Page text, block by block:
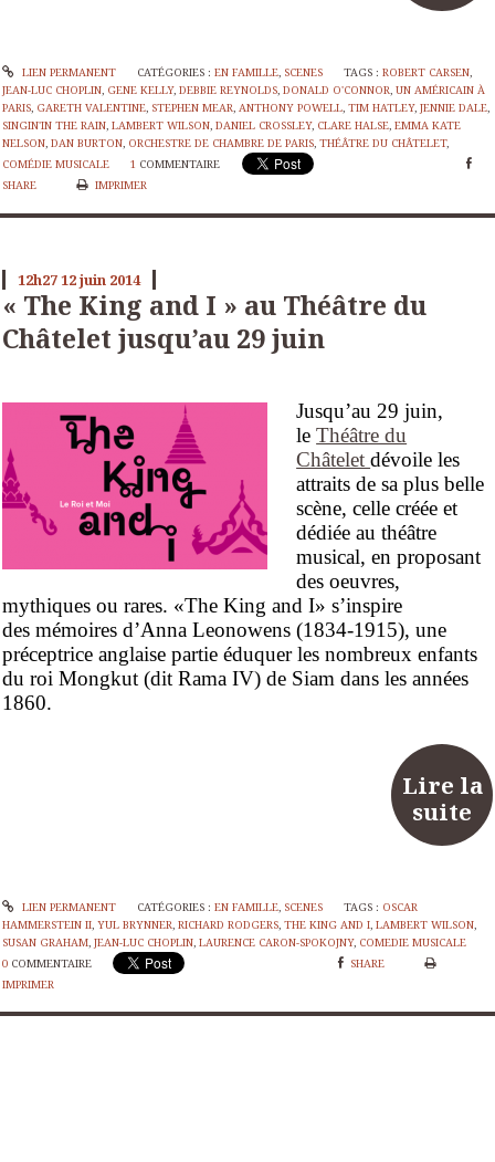
LIEN PERMANENT CATÉGORIES : EN FAMILLE, SCENES TAGS :ROBERT CARSEN,
JEAN-LUC CHOPLIN, GENE KELLY, DEBBIE REYNOLDS, DONALD O'CONNOR, UN AMÉRICAIN À
PARIS, GARETH VALENTINE, STEPHEN MEAR, ANTHONY POWELL, TIM HATLEY, JENNIE DALE,
SINGIN'IN THE RAIN, LAMBERT WILSON, DANIEL CROSSLEY, CLARE HALSE, EMMA KATE
NELSON, DAN BURTON, ORCHESTRE DE CHAMBRE DE PARIS, THÉÂTRE DU CHÂTELET,
COMÉDIE MUSICALE
1 COMMENTAIRE
SHARE
IMPRIMER
12h2712juin 2014
« The King and I » au Théâtre du
Châtelet jusqu’au 29 juin
Jusqu’au 29 juin,
leThéâtre du
Châteletdévoile les
attraits de sa plus belle
scène, celle créée et
dédiée au théâtre
musical, en proposant
des oeuvres,
mythiques ou rares. «The King and I» s’inspire
des mémoires d’Anna Leonowens (1834-1915), une
préceptrice anglaise partie éduquer les nombreux enfants
du roi Mongkut (dit Rama IV) de Siam dans les années
1860.
Lire la
suite
LIEN PERMANENT CATÉGORIES : EN FAMILLE, SCENES TAGS : OSCAR
HAMMERSTEIN II, YUL BRYNNER, RICHARD RODGERS, THE KING AND I, LAMBERT WILSON,
SUSAN GRAHAM, JEAN-LUC CHOPLIN, LAURENCE CARON-SPOKOJNY, COMEDIE MUSICALE
0 COMMENTAIRE
SHARE
IMPRIMER